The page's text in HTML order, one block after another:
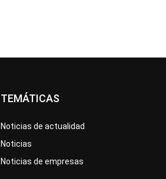
TEMÁTICAS
Noticias de actualidad
Noticias
Noticias de empresas